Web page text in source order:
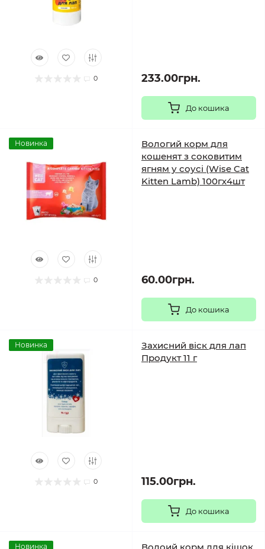
0 233.00грн.
До кошика
Новинка
0
Вологий корм для
кошенят з соковитим
ягням у соусі (Wise Cat
Kitten Lamb) 100гх4шт
60.00грн.
До кошика
Новинка
0
Захисний віск для лап
Продукт 11 г
115.00грн.
До кошика
Новинка